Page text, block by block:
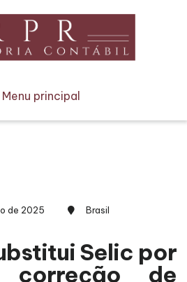
Menu principal
de 2025
Brasil
Selic por
correção de